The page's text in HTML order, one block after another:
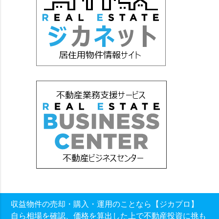
収益物件の売却・購入・運用のことなら【ジカプロ】
自ら相場を確認、価格を算出した上で不動産投資に挑も